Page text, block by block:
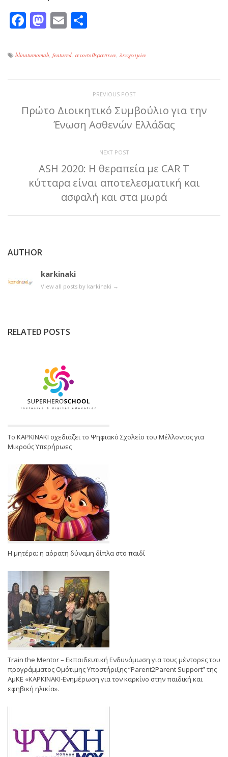
Facebook
Mastodon
Email
blinatumomab, featured, ανοσοθεραπεια, λευχαιμία
PREVIOUS POST
Πρώτο Διοικητικό Συμβούλιο για την
Ένωση Ασθενών Ελλάδας
NEXT POST
ASH 2020: Η θεραπεία με CAR T
κύτταρα είναι αποτελεσματική και
ασφαλή και στα μωρά
AUTHOR
karkinaki
View all posts by karkinaki →
RELATED POSTS
Το ΚΑΡΚΙΝΑΚΙ σχεδιάζει το Ψηφιακό Σχολείο του Μέλλοντος για
Μικρούς Υπερήρωες
Η μητέρα: η αόρατη δύναμη δίπλα στο παιδί
Train the Mentor – Εκπαιδευτική Ενδυνάμωση για τους μέντορες του
προγράμματος Ομότιμης Υποστήριξης “Parent2Parent Support” της
ΑμΚΕ «ΚΑΡΚΙΝΑΚΙ-Ενημέρωση για τον καρκίνο στην παιδική και
εφηβική ηλικία».